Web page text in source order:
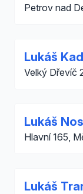
Petrov nad
Lukáš
Velký Dřevíč
Lukáš
Hlavní 165,
Lukáš